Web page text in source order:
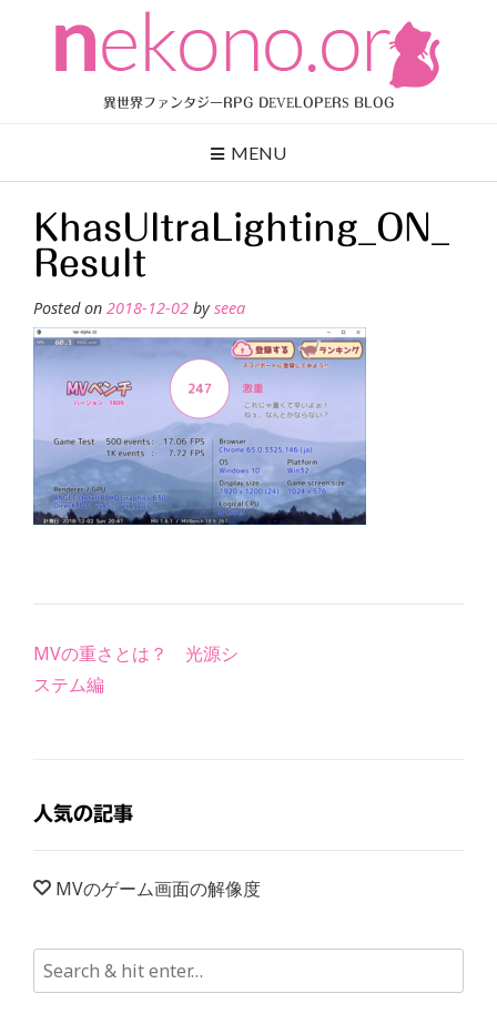
content
異世界ファンタジーRPG DEVELOPERS BLOG
MENU
KhasUltraLighting_ON_
Result
Posted on 2018-12-02 byseea
Post
navigation
MVの重さとは？ 光源シ
ステム編
人気の記事
MVのゲーム画面の解像度